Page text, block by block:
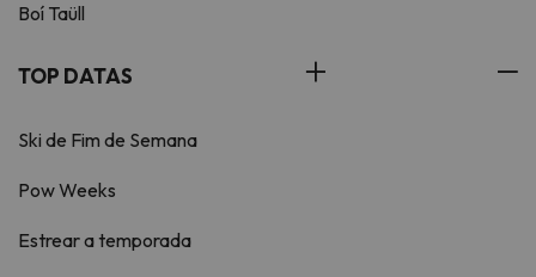
Boí Taüll
TOP DATAS
Ski de Fim de Semana
Pow Weeks
Estrear a temporada